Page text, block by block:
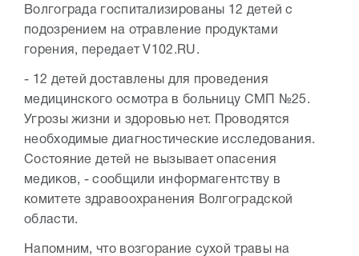
Волгограда госпитализированы 12 детей с
подозрением на отравление продуктами
горения, передает V102.RU.
- 12 детей доставлены для проведения
медицинского осмотра в больницу СМП №25.
Угрозы жизни и здоровью нет. Проводятся
необходимые диагностические исследования.
Состояние детей не вызывает опасения
медиков, - сообщили информагентству в
комитете здравоохранения Волгоградской
области.
Напомним, что возгорание сухой травы на